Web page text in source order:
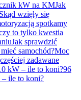
kW na KMJak
Skąd wzięły się
spotkamy
to tylko kwestia
Jak sprawdzić
samochód?Moc
zadawane
kW – ile to koni?96
– ile to koni?